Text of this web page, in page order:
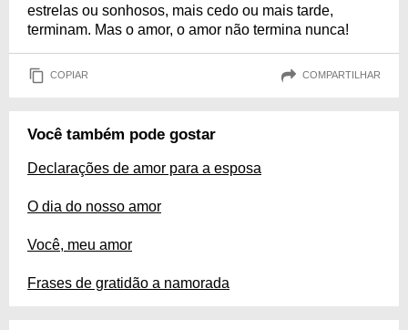
estrelas ou sonhosos, mais cedo ou mais tarde,
terminam. Mas o amor, o amor não termina nunca!
COPIAR COMPARTILHAR
Você também pode gostar
Declarações de amor para a esposa
O dia do nosso amor
Você, meu amor
Frases de gratidão a namorada